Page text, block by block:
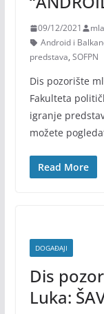
09/12/2021
Android i
predstava, SOFPN
Dis pozorište
Fakulteta
igranje
možete
Read More
DOGAĐAJI
Dis
Luka: